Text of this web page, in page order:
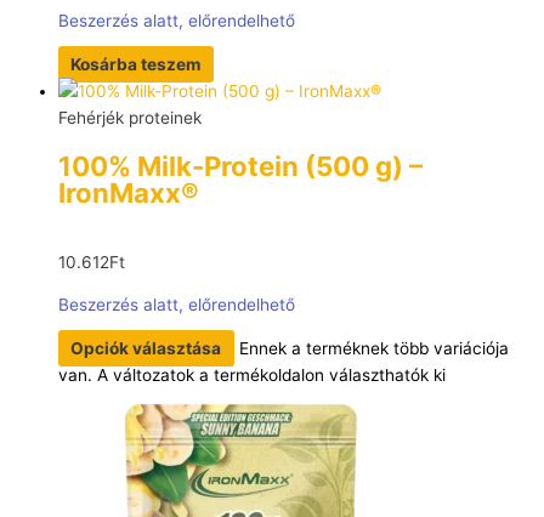
Beszerzés alatt, előrendelhető
Kosárba teszem
Fehérjék proteinek
100% Milk-Protein (500 g) –
IronMaxx®
10.612Ft
Beszerzés alatt, előrendelhető
Opciók választása
Ennek a terméknek több variációja
van. A változatok a termékoldalon választhatók ki